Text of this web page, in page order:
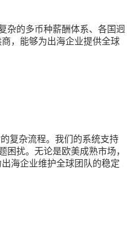
杂的多币种薪酬体系、各国迥
，能够为出海企业提供全球
复杂流程。我们的系统支持
扰。无论是欧美成熟市场，
海企业维护全球团队的稳定